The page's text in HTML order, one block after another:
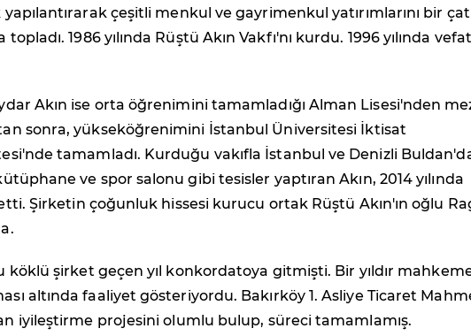
çeşitli menkul ve gayrimenkul yatırımlarını bir
topladı. 1986 yılında Rüştü Akın Vakfı'nı kurdu. 1996 yılında vefat
Akın ise orta öğrenimini tamamladığı Alman Lisesi'nden
sonra, yükseköğrenimini İstanbul Üniversitesi İktisat
tamamladı. Kurduğu vakıfla İstanbul ve Denizli
ve spor salonu gibi tesisler yaptıran Akın, 2014 yılında
Şirketin çoğunluk hissesi kurucu ortak Rüştü Akın'ın oğlu
köklü şirket geçen yıl konkordatoya gitmişti. Bir yıldır
altında faaliyet gösteriyordu. Bakırköy 1. Asliye Ticaret
iyileştirme projesini olumlu bulup, süreci tamamlamış.